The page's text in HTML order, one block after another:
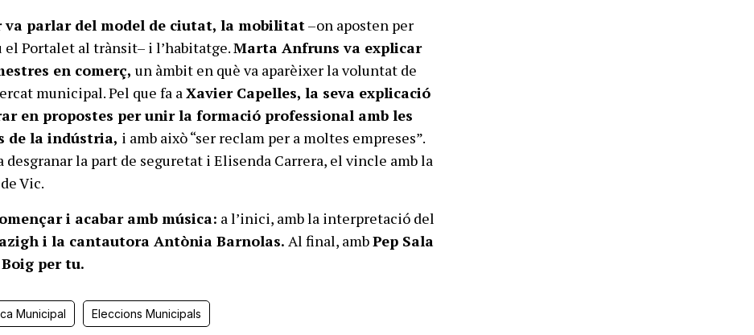
va parlar del model de ciutat, la mobilitat–on aposten per
el Portalet al trànsit– i l’habitatge.Marta Anfruns va explicar
en comerç, un àmbit en què va aparèixer la voluntat de
municipal. Pel que fa aXavier Capelles, la seva explicació
en propostes per unir la formació professional amb les
de la indústria, i amb això “ser reclam per a moltes empreses”.
desgranar la part de seguretat i Elisenda Carrera, el vincle amb la
Vic.
i acabar amb música: a l’inici, amb la interpretació del
i la cantautora Antònia Barnolas.Al final, ambPep Sala
per tu.
Municipal Eleccions Municipals